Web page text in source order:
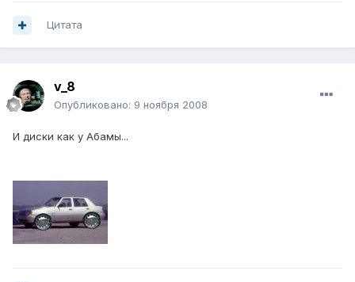
Цитата
v_8
Опубликовано: 9 ноября 2008
И диски как у Абамы...